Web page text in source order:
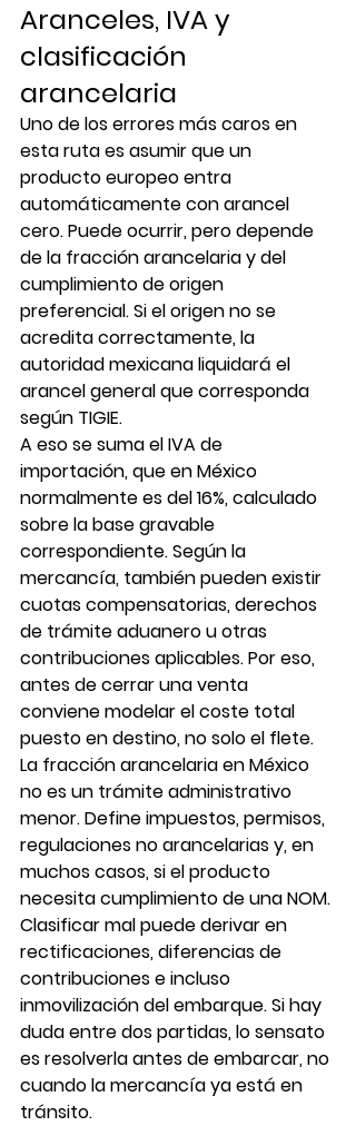
Aranceles, IVA y
clasificación
arancelaria
Uno de los errores más caros en
esta ruta es asumir que un
producto europeo entra
automáticamente con arancel
cero. Puede ocurrir, pero depende
de la fracción arancelaria y del
cumplimiento de origen
preferencial. Si el origen no se
acredita correctamente, la
autoridad mexicana liquidará el
arancel general que corresponda
según TIGIE.
A eso se suma el IVA de
importación, que en México
normalmente es del 16%, calculado
sobre la base gravable
correspondiente. Según la
mercancía, también pueden existir
cuotas compensatorias, derechos
de trámite aduanero u otras
contribuciones aplicables. Por eso,
antes de cerrar una venta
conviene modelar el coste total
puesto en destino, no solo el flete.
La fracción arancelaria en México
no es un trámite administrativo
menor. Define impuestos, permisos,
regulaciones no arancelarias y, en
muchos casos, si el producto
necesita cumplimiento de una NOM.
Clasificar mal puede derivar en
rectificaciones, diferencias de
contribuciones e incluso
inmovilización del embarque. Si hay
duda entre dos partidas, lo sensato
es resolverla antes de embarcar, no
cuando la mercancía ya está en
tránsito.